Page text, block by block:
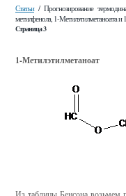
Статьи/ Прогнозирование
метилфенола, 1-Метилэтилметаноата
Страница 3
1-Метилэтилметаноат